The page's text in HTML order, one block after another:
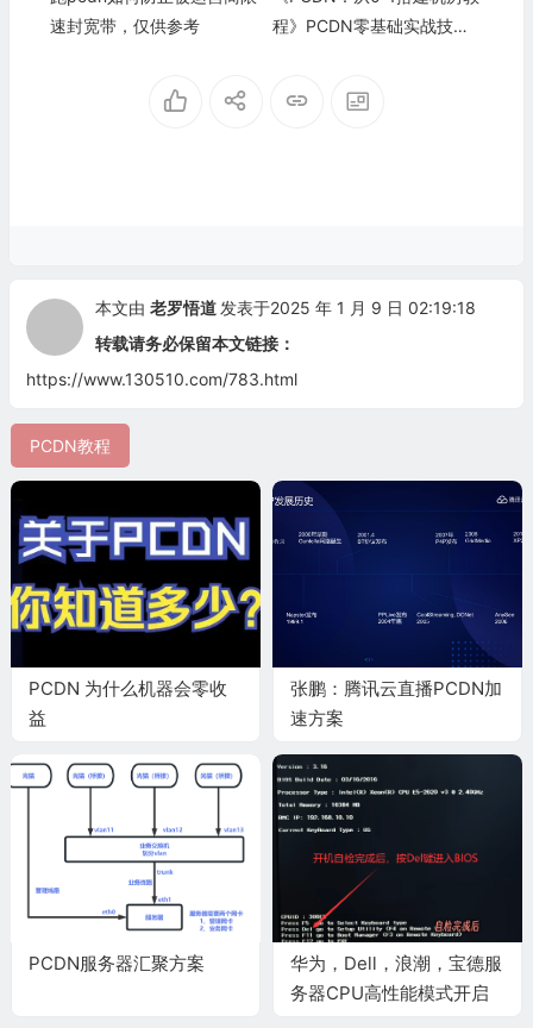
速封宽带，仅供参考
程》PCDN零基础实战技术
本文由 老罗悟道 发表于2025 年 1 月 9 日 02:19:18
转载请务必保留本文链接：
https://www.130510.com/783.html
PCDN教程
PCDN 为什么机器会零收
益
张鹏：腾讯云直播PCDN加
速方案
PCDN服务器汇聚方案
华为，Dell，浪潮，宝德服
务器CPU高性能模式开启